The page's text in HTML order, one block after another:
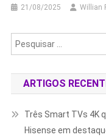
21/08/2025 Willian
ARTIGOS
Três Smart TVs 4K
Hisense em